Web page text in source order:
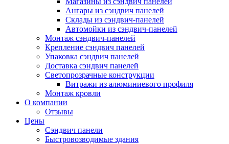
Ангары из сэндвич панелей
Склады из сэндвич-панелей
Автомойки из сэндвич-панелей
Монтаж сэндвич-панелей
Крепление сэндвич панелей
Упаковка сэндвич панелей
Доставка сэндвич панелей
Светопрозрачные конструкции
Витражи из алюминиевого профиля
Монтаж кровли
О компании
Отзывы
Цены
Сэндвич панели
Быстровозводимые здания